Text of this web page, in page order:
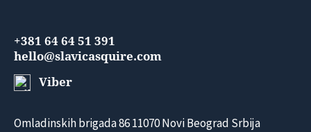
+381 64 64 51 391
hello@slavicasquire.com
Viber
Omladinskih brigada 86 11070 Novi Beograd Srbija